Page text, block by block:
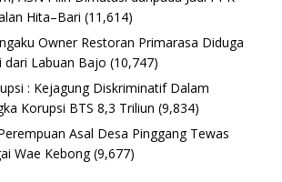
Hita–Bari (11,614)
Owner Restoran Primarasa Diduga
dari Labuan Bajo (10,747)
: Kejagung Diskriminatif Dalam
Korupsi BTS 8,3 Triliun (9,834)
Asal Desa Pinggang Tewas
Wae Kebong (9,677)